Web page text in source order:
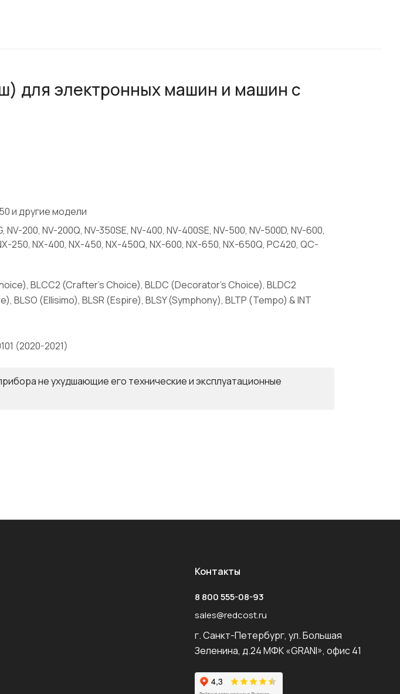
для электронных машин и машин с
и другие модели
200, NV-200Q, NV-350SE, NV-400, NV-400SE, NV-500, NV-500D, NV-600,
250, NX-400, NX-450, NX-450Q, NX-600, NX-650, NX-650Q, PC420, QC-
BLCC2 (Crafter's Choice), BLDC (Decorator's Choice), BLDC2
(Ellisimo), BLSR (Espire), BLSY (Symphony), BLTP (Tempo) & INT
(2020-2021)
не ухудшающие его технические и эксплуатационные
Контакты
8 800 555-08-93
sales@redcost.ru
г. Санкт-Петербург, ул. Большая
Зеленина, д.24 МФК «GRANI», офис 41